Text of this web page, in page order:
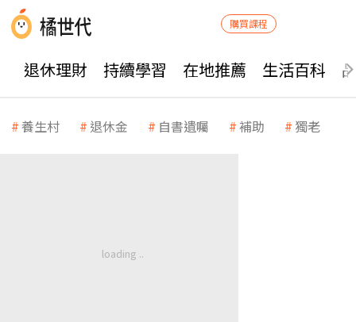
購買課程
退休理財 持續學習 在地推薦 生活百科
養生村 退休金 自書遺囑 補助 獨老